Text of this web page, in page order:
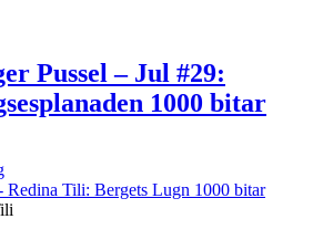
Pussel – Jul #29:
1000 bitar